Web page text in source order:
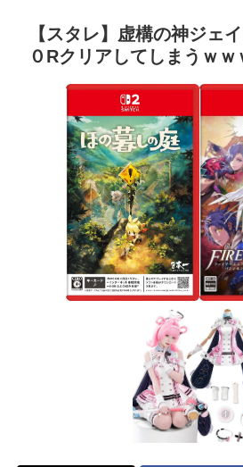
【スタレ】虚構の神ジェ
０Rクリアしてしまうｗｗ